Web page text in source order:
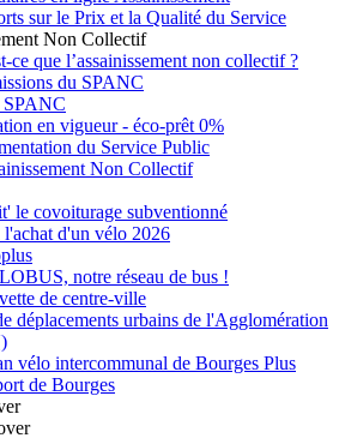
sur le Prix et la Qualité du Service
Non Collectif
ce que l’assainissement non collectif ?
du SPANC
SPANC
en vigueur - éco-prêt 0%
du Service Public
Non Collectif
le covoiturage subventionné
l'achat d'un vélo 2026
notre réseau de bus !
de centre-ville
déplacements urbains de l'Agglomération
vélo intercommunal de Bourges Plus
de Bourges